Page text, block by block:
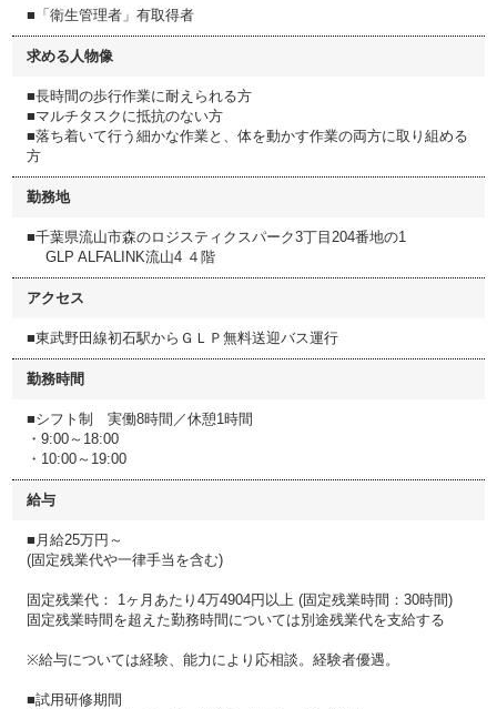
■「衛生管理者」有取得者
求める人物像
■長時間の歩行作業に耐えられる方
■マルチタスクに抵抗のない方
■落ち着いて行う細かな作業と、体を動かす作業の両方に取り組める
方
勤務地
■千葉県流山市森のロジスティクスパーク3丁目204番地の1
GLP ALFALINK流山4 ４階
アクセス
■東武野田線初石駅からＧＬＰ無料送迎バス運行
勤務時間
■シフト制 実働8時間／休憩1時間
・9:00～18:00
・10:00～19:00
給与
■月給25万円～
(固定残業代や一律手当を含む)
固定残業代： 1ヶ月あたり4万4904円以上 (固定残業時間：30時間)
固定残業時間を超えた勤務時間については別途残業代を支給する
※給与については経験、能力により応相談。経験者優遇。
■試用研修期間